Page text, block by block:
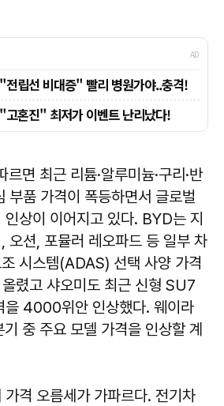
면 최근 리튬·알루미늄·구리·반
부품 가격이 폭등하면서 글로벌
상이 이어지고 있다. BYD는 지
오션, 포뮬러 레오파드 등 일부 차
시스템(ADAS) 선택 사양 가격
렸고 샤오미도 최근 신형 SU7
을 4000위안 인상했다. 웨이라
중 주요 모델 가격을 인상할 계
격 오름세가 가파르다. 전기차